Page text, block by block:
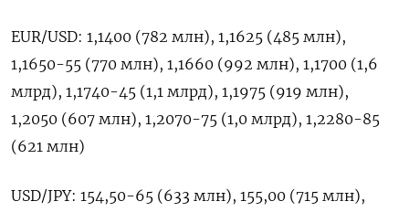
EUR/USD: 1,1400 (782 ⁠млн), ‌1,1625 (485 млн),
1,1650-55 (770 млн), ‌1,1660 (992 млн), 1,1700 (1,6
млрд), ​1,1740-45 (1,1 млрд), 1,1975 (919 ‌млн),
1,2050 (607 млн), 1,2070-75 (1,0 ​млрд), 1,2280-85
(621 млн)
USD/JPY: 154,50-65 (633 ‌млн), 155,00 (715 млн),